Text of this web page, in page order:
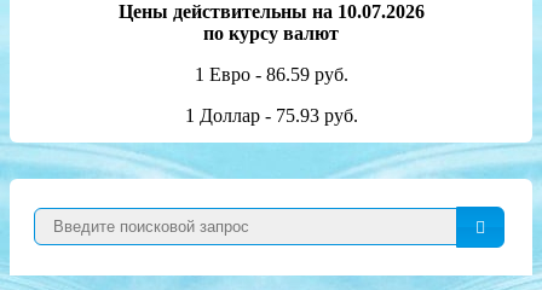
Цены действительны на 10.07.2026
по курсу валют
1 Евро - 86.59 руб.
1 Доллар - 75.93 руб.